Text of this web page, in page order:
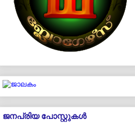
ജനപ്രിയ പോസ്റ്റുകള്‍‌